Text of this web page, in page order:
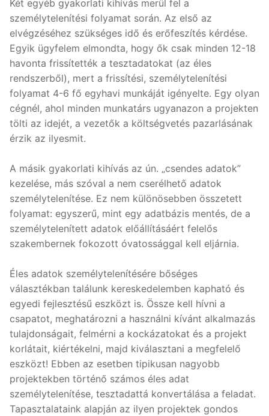
Két egyéb gyakorlati kihívás merül fel a
személytelenítési folyamat során. Az első az
elvégzéséhez szükséges idő és erőfeszítés kérdése.
Egyik ügyfelem elmondta, hogy ők csak minden 12-18
havonta frissítették a tesztadatokat (az éles
rendszerből), mert a frissítési, személytelenítési
folyamat 4-6 fő egyhavi munkáját igényelte. Egy olyan
cégnél, ahol minden munkatárs ugyanazon a projekten
tölti az idejét, a vezetők a költségvetés pazarlásának
érzik az ilyesmit.
A másik gyakorlati kihívás az ún. „csendes adatok”
kezelése, más szóval a nem cserélhető adatok
személytelenítése. Ez nem különösebben összetett
folyamat: egyszerű, mint egy adatbázis mentés, de a
személytelenített adatok előállításáért felelős
szakembernek fokozott óvatossággal kell eljárnia.
Éles adatok személytelenítésére bőséges
választékban találunk kereskedelemben kapható és
egyedi fejlesztésű eszközt is. Össze kell hívni a
csapatot, meghatározni a használni kívánt alkalmazás
tulajdonságait, felmérni a kockázatokat és a projekt
korlátait, kiértékelni, majd kiválasztani a megfelelő
eszközt! Ebben az esetben tipikusan nagyobb
projektekben történő számos éles adat
személytelenítése, tesztadattá konvertálása a feladat.
Tapasztalataink alapján az ilyen projektek gondos